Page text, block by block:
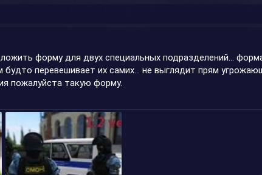
форму для двух специальных подразделений…
перевешивает их самих… не выглядит прям
пожалуйста такую форму.